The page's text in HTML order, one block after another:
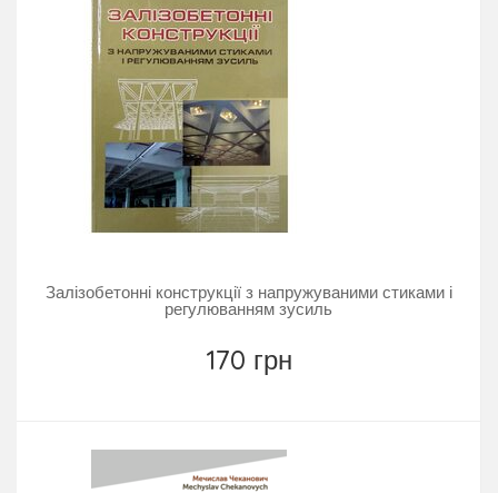
Залізобетонні конструкції з напружуваними стиками і
регулюванням зусиль
170 грн